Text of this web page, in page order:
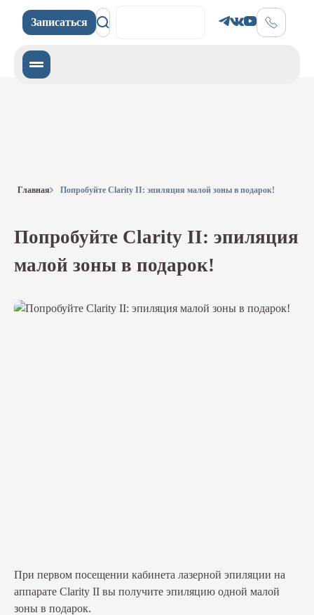
Записаться
Записаться
Главная Попробуйте Clarity II: эпиляция малой зоны в подарок!
Попробуйте Clarity II: эпиляция
малой зоны в подарок!
При первом посещении кабинета лазерной эпиляции на
аппарате Clarity II вы получите эпиляцию одной малой
зоны в подарок.